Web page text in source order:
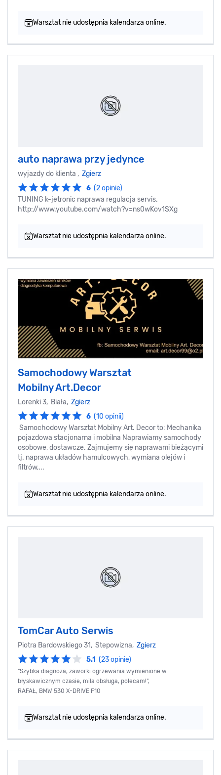
Warsztat nie udostępnia kalendarza online.
auto naprawa przy jedynce
wyjazdy do klienta , Zgierz
6 (2 opinie)
TUNING k-jetronic naprawa regulacja servis.
http://www.youtube.com/watch?v=ns0wKov1SXg
Warsztat nie udostępnia kalendarza online.
Samochodowy Warsztat
Mobilny Art.Decor
Lorenki 3, Biała, Zgierz
6 (10 opinii)
Samochodowy Warsztat Mobilny Art. Decor to: Mechanika
pojazdowa stacjonarna i mobilna Naprawiamy samochody
osobowe, dostawcze. Zajmujemy się naprawami bieżącymi
tj. naprawa układów hamulcowych, wymiana olejów i
filtrów,...
Warsztat nie udostępnia kalendarza online.
TomCar Auto Serwis
Piotra Bardowskiego 31, Stepowizna, Zgierz
5.1 (23 opinie)
"Szybka diagnoza, zaworki ogrzewania wymienione w
błyskawicznym czasie, miła obsługa, polecam!",
RAFAŁ, BMW 530 X-DRIVE F10
Warsztat nie udostępnia kalendarza online.